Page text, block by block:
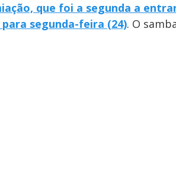
que foi a segunda a
segunda-feira (24). O